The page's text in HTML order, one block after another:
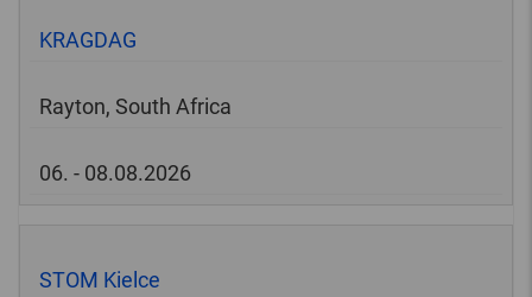
KRAGDAG
Rayton, South Africa
06. - 08.08.2026
STOM Kielce